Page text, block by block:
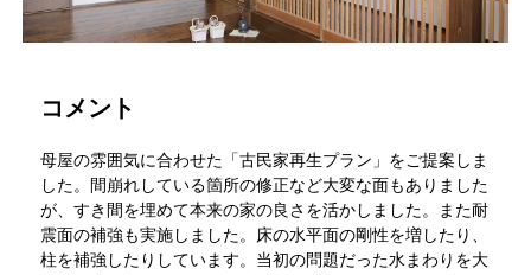
コメント
母屋の雰囲気に合わせた「古民家再生プラン」をご提案しま
した。間崩れしている箇所の修正など大変な面もありました
が、すき間を埋めて本来の家の良さを活かしました。また耐
震面の補強も実施しました。床の水平面の剛性を増したり、
柱を補強したりしています。当初の問題だった水まわりを大